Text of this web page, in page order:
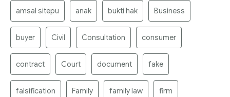
amsal sitepu anak bukti hak Business
buyer Civil Consultation consumer
contract Court document fake
falsification Family family law firm